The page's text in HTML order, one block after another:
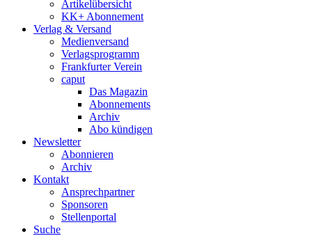
Artikelübersicht
KK+ Abonnement
Verlag & Versand
Medienversand
Verlagsprogramm
Frankfurter Verein
caput
Das Magazin
Abonnements
Archiv
Abo kündigen
Newsletter
Abonnieren
Archiv
Kontakt
Ansprechpartner
Sponsoren
Stellenportal
Suche